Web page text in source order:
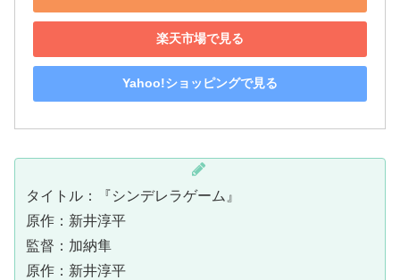
楽天市場で見る
Yahoo!ショッピングで見る
タイトル：『シンデレラゲーム』
原作：新井淳平
監督：加納隼
原作：新井淳平